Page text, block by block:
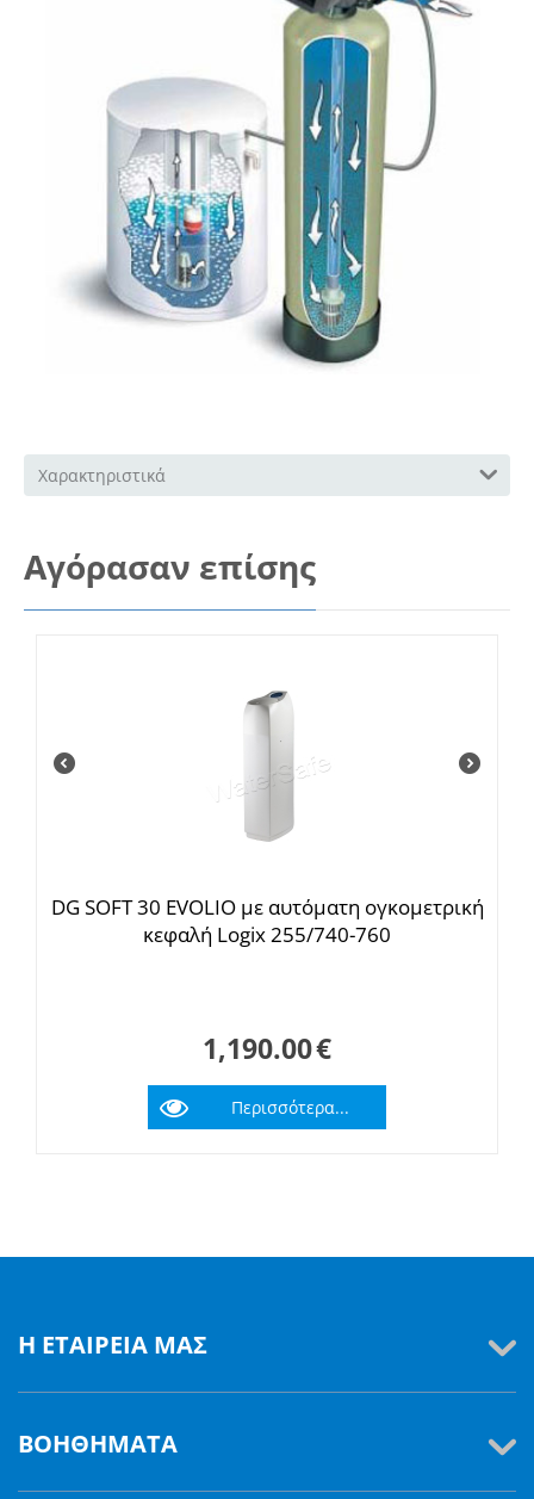
Χαρακτηριστικά
Αγόρασαν επίσης
DG SOFT 30 EVOLIO με αυτόματη ογκομετρική
κεφαλή Logix 255/740-760
1,190.00€
Περισσότερα...
Η ΕΤΑΙΡΕΊΑ ΜΑΣ
ΒΟΗΘΉΜΑΤΑ